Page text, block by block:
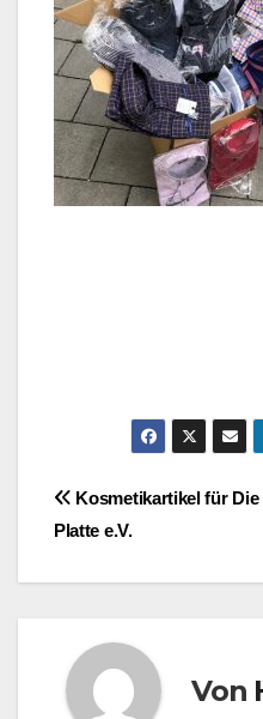
Kosmetikartikel für Die
Platte e.V.
Von